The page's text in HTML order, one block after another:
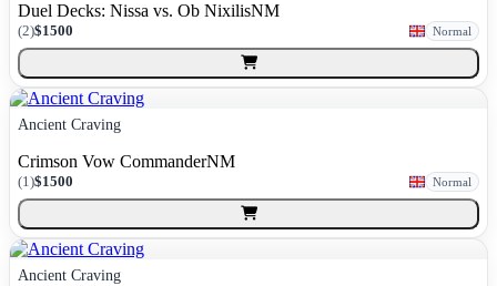
Duel Decks: Nissa vs. Ob NixilisNM
(2)$1500 Normal
Ancient Craving
Crimson Vow CommanderNM
(1)$1500 Normal
Ancient Craving